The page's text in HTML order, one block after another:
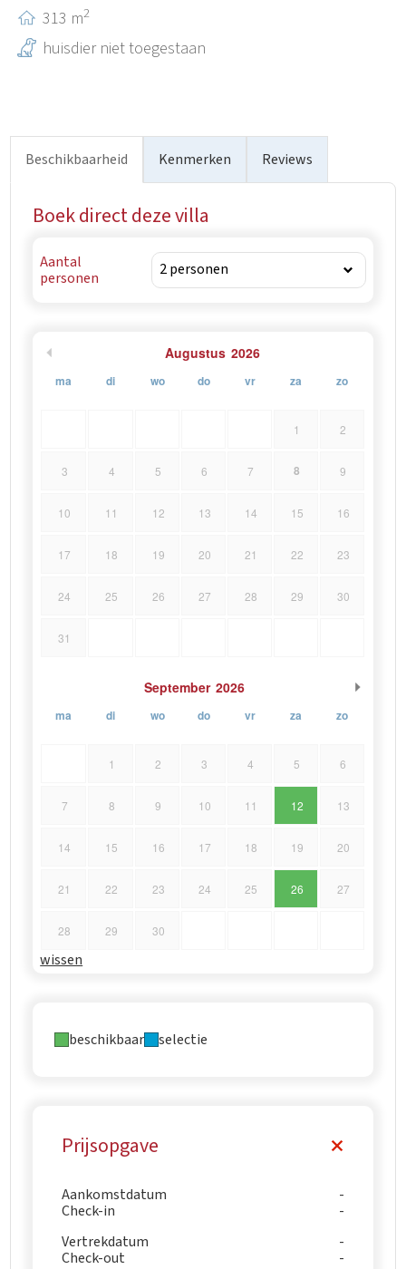
313 m2
huisdier niet toegestaan
Beschikbaarheid Kenmerken Reviews
Boek direct deze villa
Aantal
personen
Augustus 2026
ma di wo do vr za zo
1 2
3 4 5 6 7 8 9
10 11 12 13 14 15 16
17 18 19 20 21 22 23
24 25 26 27 28 29 30
31
September 2026
ma di wo do vr za zo
1 2 3 4 5 6
7 8 9 10 11 12 13
14 15 16 17 18 19 20
21 22 23 24 25 26 27
28 29 30
wissen
beschikbaar selectie
Prijsopgave
Aankomstdatum
Check-in
Vertrekdatum
Check-out